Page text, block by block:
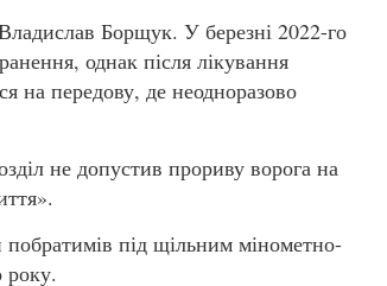
Борщук. У березні 2022-го
однак після лікування
на передову, де неодноразово
не допустив прориву ворога на
під щільним мінометно-
року.